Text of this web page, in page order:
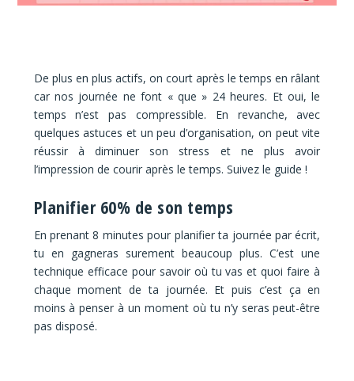
De plus en plus actifs, on court après le temps en râlant
car nos journée ne font « que » 24 heures. Et oui, le
temps n’est pas compressible. En revanche, avec
quelques astuces et un peu d’organisation, on peut vite
réussir à diminuer son stress et ne plus avoir
l’impression de courir après le temps. Suivez le guide !
Planifier 60% de son temps
En prenant 8 minutes pour planifier ta journée par écrit,
tu en gagneras surement beaucoup plus. C’est une
technique efficace pour savoiroù tu vas et quoi faire à
chaque moment de ta journée. Et puis c’est ça en
moins à penser à un moment où tu n’y seras peut-être
pas disposé.